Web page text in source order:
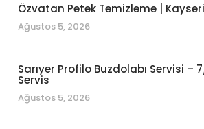
Özvatan Petek Temizleme | Kayseri
Ağustos 5, 2026
Sarıyer Profilo Buzdolabı Servisi –
Servis
Ağustos 5, 2026